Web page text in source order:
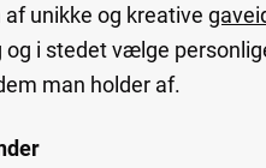
unikke og kreative
i stedet vælge
man holder af.